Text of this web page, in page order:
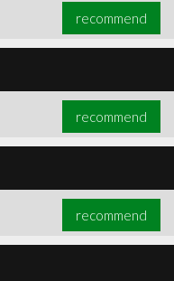
recommend
recommend
recommend